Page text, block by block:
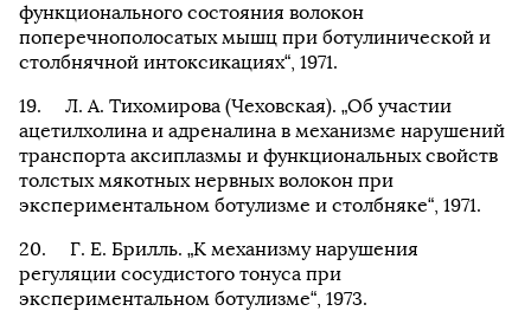
функционального состояния волокон
поперечнополосатых мышц при ботулинической и
столбнячной интоксикациях“, 1971.
Л. А. Тихомирова (Чеховская). „Об участии
ацетилхолина и адреналина в механизме нарушений
транспорта аксиплазмы и функциональных свойств
толстых мякотных нервных волокон при
экспериментальном ботулизме и столбняке“, 1971.
Г. Е. Брилль. „К механизму нарушения
регуляции сосудистого тонуса при
экспериментальном ботулизме“, 1973.